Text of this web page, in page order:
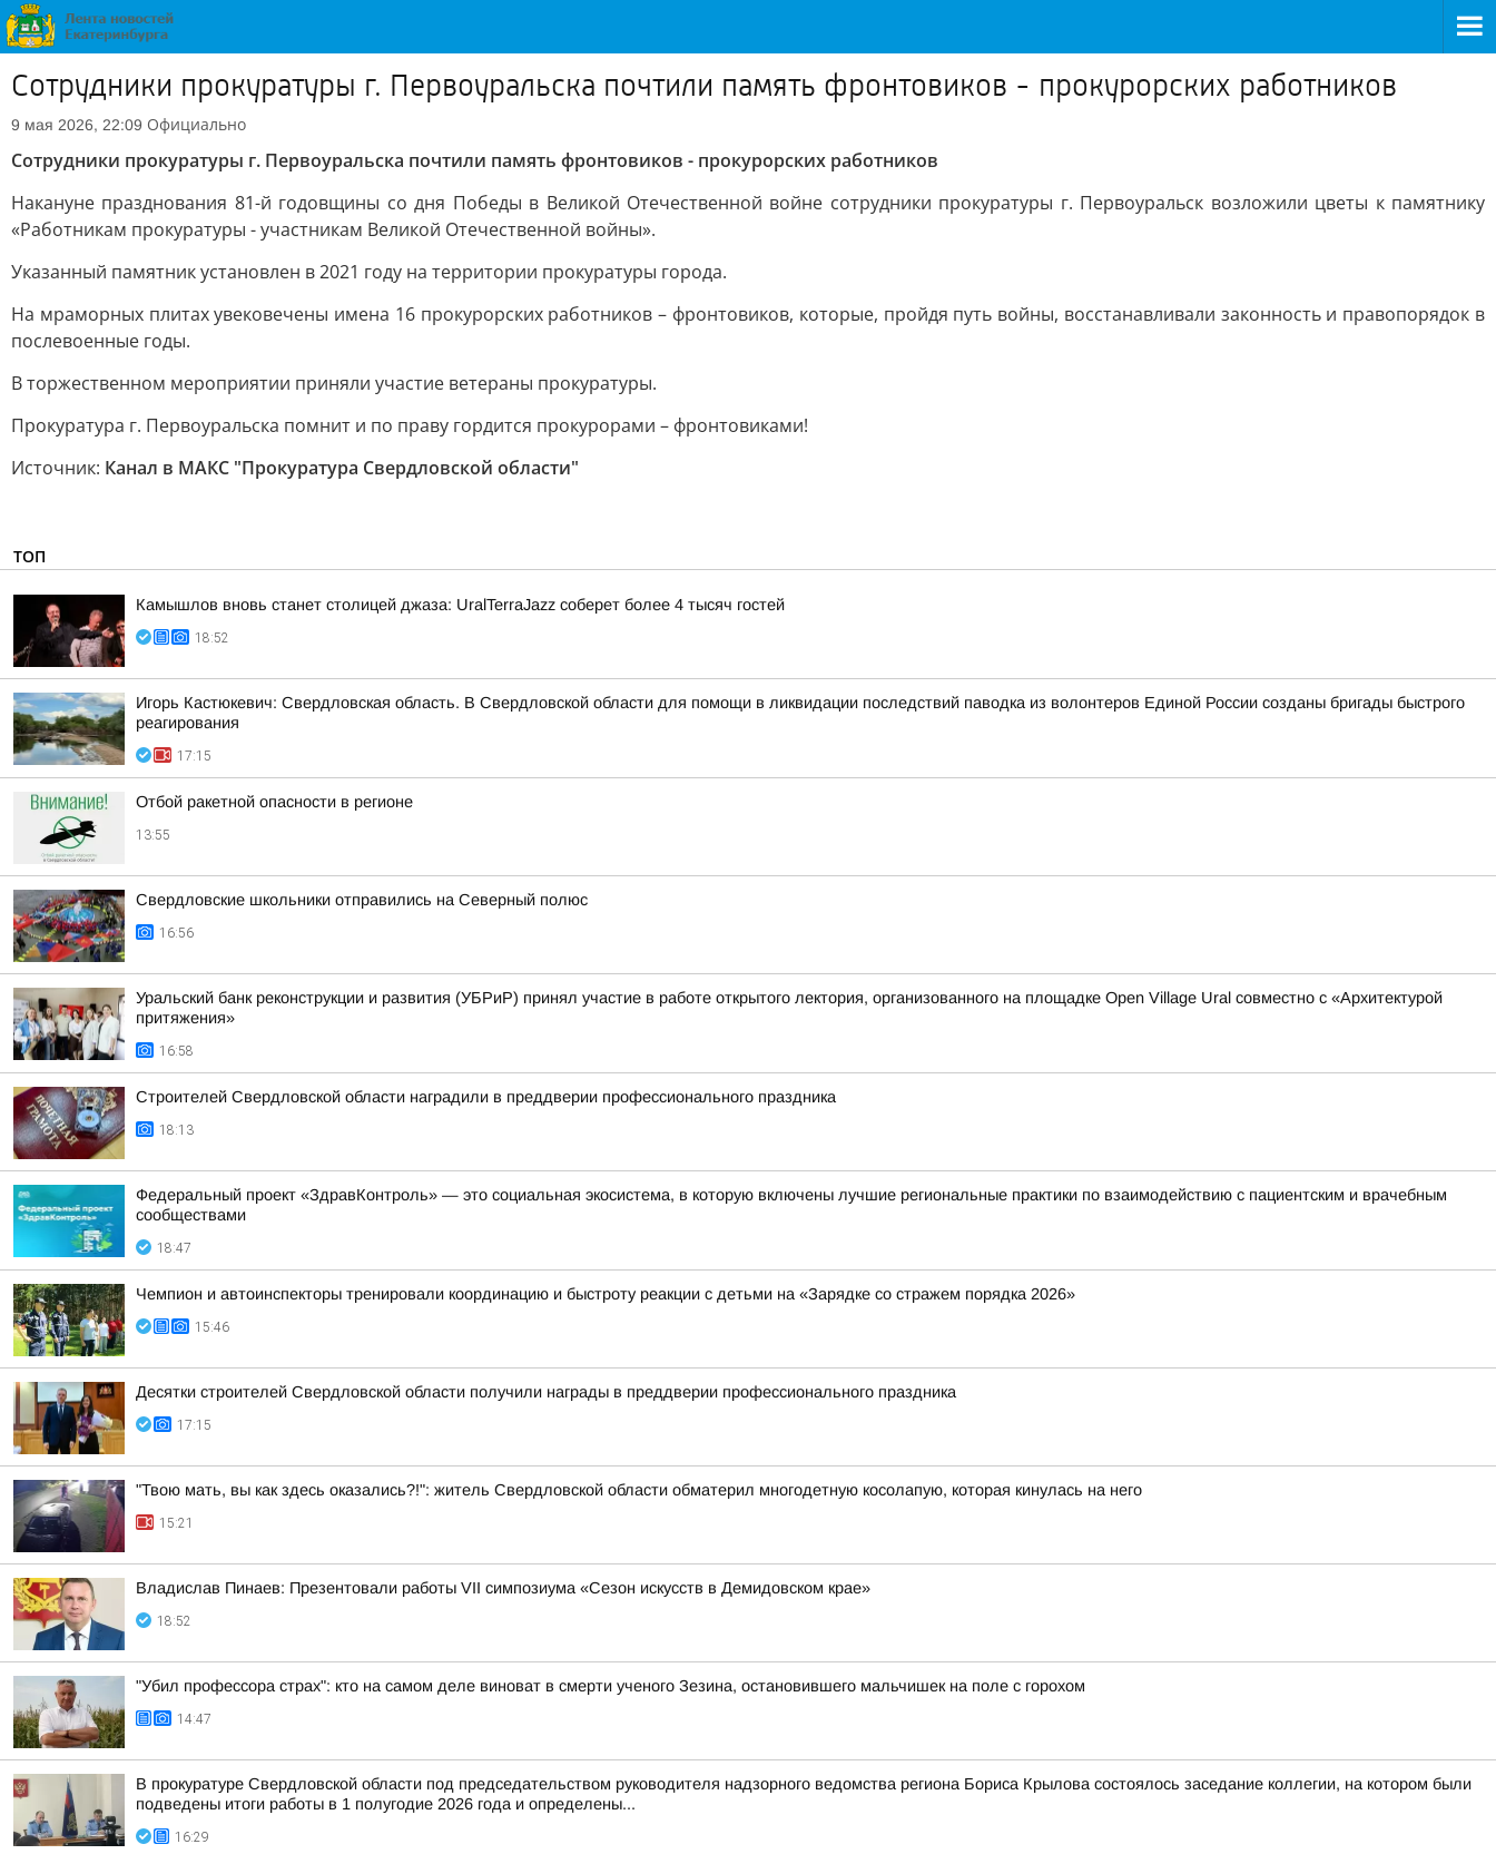
Сотрудники прокуратуры г. Первоуральска почтили память фронтовиков - прокурорских работников
9 мая 2026, 22:09 Официально
Сотрудники прокуратуры г. Первоуральска почтили память фронтовиков - прокурорских работников
Накануне празднования 81-й годовщины со дня Победы в Великой Отечественной войне сотрудники прокуратуры г. Первоуральск возложили цветы к памятнику
«Работникам прокуратуры - участникам Великой Отечественной войны».
Указанный памятник установлен в 2021 году на территории прокуратуры города.
На мраморных плитах увековечены имена 16 прокурорских работников – фронтовиков, которые, пройдя путь войны, восстанавливали законность и правопорядок в
послевоенные годы.
В торжественном мероприятии приняли участие ветераны прокуратуры.
Прокуратура г. Первоуральска помнит и по праву гордится прокурорами – фронтовиками!
Источник: Канал в МАКС "Прокуратура Свердловской области"
ТОП
Камышлов вновь станет столицей джаза: UralTerraJazz соберет более 4 тысяч гостей
18:52
Игорь Кастюкевич: Свердловская область. В Свердловской области для помощи в ликвидации последствий паводка из волонтеров Единой России созданы бригады быстрого
реагирования
17:15
Отбой ракетной опасности в регионе
13:55
Свердловские школьники отправились на Северный полюс
16:56
Уральский банк реконструкции и развития (УБРиР) принял участие в работе открытого лектория, организованного на площадке Open Village Ural совместно с «Архитектурой
притяжения»
16:58
Строителей Свердловской области наградили в преддверии профессионального праздника
18:13
Федеральный проект «ЗдравКонтроль» — это социальная экосистема, в которую включены лучшие региональные практики по взаимодействию с пациентским и врачебным
сообществами
18:47
Чемпион и автоинспекторы тренировали координацию и быстроту реакции с детьми на «Зарядке со стражем порядка 2026»
15:46
Десятки строителей Свердловской области получили награды в преддверии профессионального праздника
17:15
"Твою мать, вы как здесь оказались?!": житель Свердловской области обматерил многодетную косолапую, которая кинулась на него
15:21
Владислав Пинаев: Презентовали работы VII симпозиума «Сезон искусств в Демидовском крае»
18:52
"Убил профессора страх": кто на самом деле виноват в смерти ученого Зезина, остановившего мальчишек на поле с горохом
14:47
В прокуратуре Свердловской области под председательством руководителя надзорного ведомства региона Бориса Крылова состоялось заседание коллегии, на котором были
подведены итоги работы в 1 полугодие 2026 года и определены...
16:29